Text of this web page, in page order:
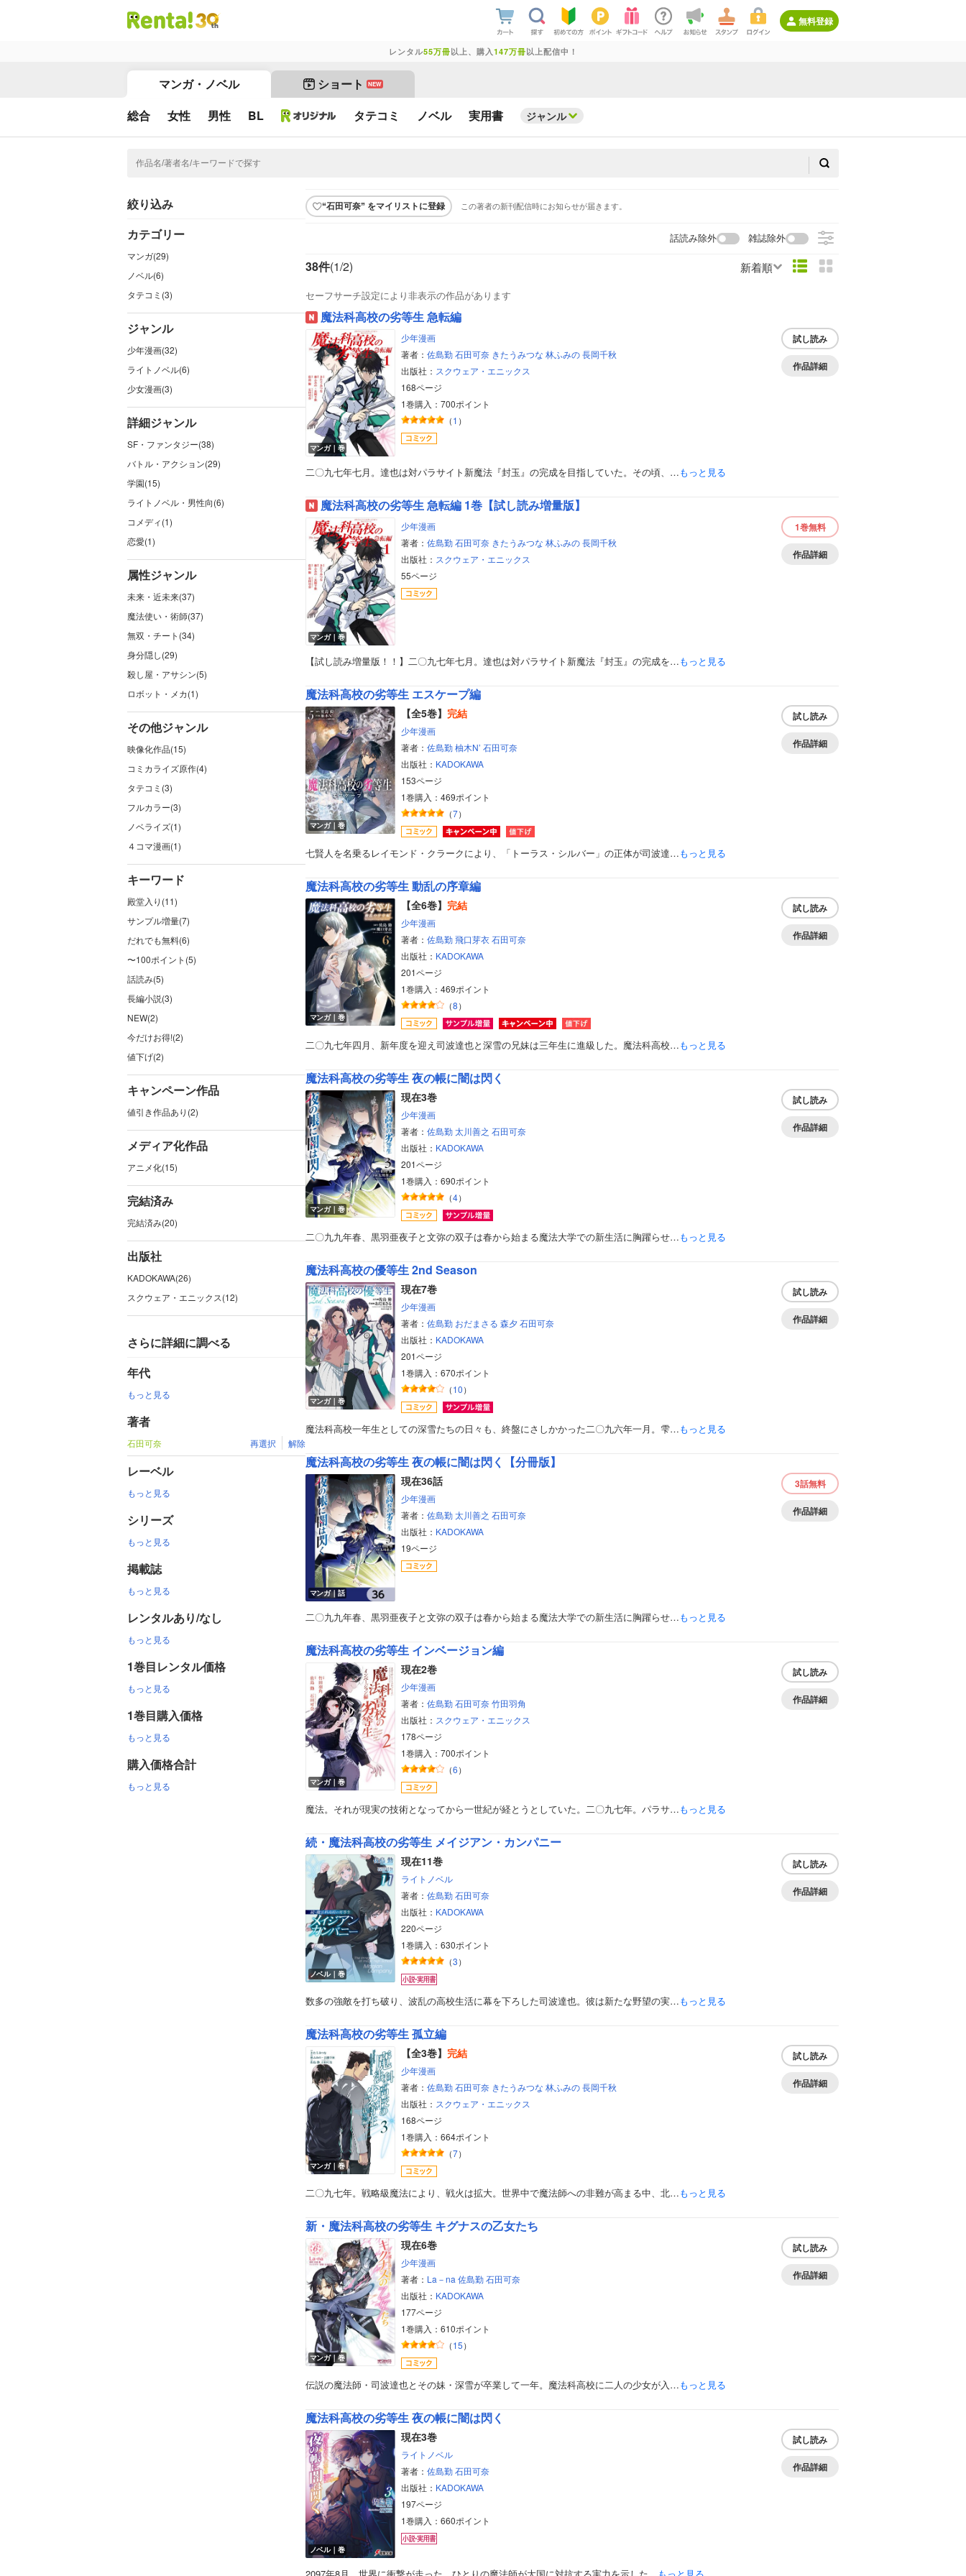
無料登録
レンタル55万冊以上、購入 147万冊以上配信中！
マンガ・ノベル ショート NEW
総合 女性 男性 BL タテコミ ノベル 実用書 ジャンル
絞り込み
カテゴリー
マンガ(29)
ノベル(6)
タテコミ(3)
ジャンル
少年漫画(32)
ライトノベル(6)
少女漫画(3)
詳細ジャンル
SF・ファンタジー(38)
バトル・アクション(29)
学園(15)
ライトノベル・男性向(6)
コメディ(1)
恋愛(1)
属性ジャンル
未来・近未来(37)
魔法使い・術師(37)
無双・チート(34)
身分隠し(29)
殺し屋・アサシン(5)
ロボット・メカ(1)
その他ジャンル
映像化作品(15)
コミカライズ原作(4)
タテコミ(3)
フルカラー(3)
ノベライズ(1)
４コマ漫画(1)
キーワード
殿堂入り(11)
サンプル増量(7)
だれでも無料(6)
〜100ポイント(5)
話読み(5)
長編小説(3)
NEW(2)
今だけお得!(2)
値下げ(2)
キャンペーン作品
値引き作品あり(2)
メディア化作品
アニメ化(15)
完結済み
完結済み(20)
出版社
KADOKAWA(26)
スクウェア・エニックス(12)
さらに詳細に調べる
年代
もっと見る
著者
石田可奈 再選択 解除
レーベル
もっと見る
シリーズ
もっと見る
掲載誌
もっと見る
レンタルあり/なし
もっと見る
1巻目レンタル価格
もっと見る
1巻目購入価格
もっと見る
購入価格合計
もっと見る
“石田可奈” をマイリストに登録 この著者の新刊配信時にお知らせが届きます。
話読み除外 雑誌除外
38件(1/2) 新着順
セーフサーチ設定により非表示の作品があります
ボーイズラブ
ティーンズラブ
美女・美少女
女性写真集
魔法科高校の劣等生 急転編
マンガ｜巻
少年漫画
著者： 佐島勤 石田可奈 きたうみつな 林ふみの 長岡千秋
出版社： スクウェア・エニックス
168ページ
1巻購入：700ポイント
（1 ）
試し読み
作品詳細
二〇九七年七月。達也は対パラサイト新魔法『封玉』の完成を目指していた。その頃、…もっと見る
魔法科高校の劣等生 急転編 1巻【試し読み増量版】
マンガ｜巻
少年漫画
著者： 佐島勤 石田可奈 きたうみつな 林ふみの 長岡千秋
出版社： スクウェア・エニックス
55ページ
1巻無料
作品詳細
【試し読み増量版！！】二〇九七年七月。達也は対パラサイト新魔法『封玉』の完成を…もっと見る
魔法科高校の劣等生 エスケープ編
マンガ｜巻
【全5巻】 完結
少年漫画
著者： 佐島勤 柚木N’ 石田可奈
出版社： KADOKAWA
153ページ
1巻購入：469ポイント
（7）
試し読み
作品詳細
七賢人を名乗るレイモンド・クラークにより、「トーラス・シルバー」の正体が司波達…もっと見る
魔法科高校の劣等生 動乱の序章編
マンガ｜巻
【全6巻】 完結
少年漫画
著者： 佐島勤 飛口芽衣 石田可奈
出版社： KADOKAWA
201ページ
1巻購入：469ポイント
（8）
試し読み
作品詳細
二〇九七年四月、新年度を迎え司波達也と深雪の兄妹は三年生に進級した。魔法科高校…もっと見る
魔法科高校の劣等生 夜の帳に闇は閃く
マンガ｜巻
現在3巻
少年漫画
著者： 佐島勤 太川善之 石田可奈
出版社： KADOKAWA
201ページ
1巻購入：690ポイント
（4）
試し読み
作品詳細
二〇九九年春、黒羽亜夜子と文弥の双子は春から始まる魔法大学での新生活に胸躍らせ…もっと見る
魔法科高校の優等生 2nd Season
マンガ｜巻
現在7巻
少年漫画
著者： 佐島勤 おだまさる 森夕 石田可奈
出版社： KADOKAWA
201ページ
1巻購入：670ポイント
（10）
試し読み
作品詳細
魔法科高校一年生としての深雪たちの日々も、終盤にさしかかった二〇九六年一月。雫…もっと見る
魔法科高校の劣等生 夜の帳に闇は閃く【分冊版】
マンガ｜話
現在36話
少年漫画
著者： 佐島勤 太川善之 石田可奈
出版社： KADOKAWA
19ページ
3話無料
作品詳細
二〇九九年春、黒羽亜夜子と文弥の双子は春から始まる魔法大学での新生活に胸躍らせ…もっと見る
魔法科高校の劣等生 インベージョン編
マンガ｜巻
現在2巻
少年漫画
著者： 佐島勤 石田可奈 竹田羽角
出版社： スクウェア・エニックス
178ページ
1巻購入：700ポイント
（6）
試し読み
作品詳細
魔法。それが現実の技術となってから一世紀が経とうとしていた。二〇九七年。パラサ…もっと見る
続・魔法科高校の劣等生 メイジアン・カンパニー
ノベル｜巻
現在11巻
ライトノベル
著者： 佐島勤 石田可奈
出版社： KADOKAWA
220ページ
1巻購入：630ポイント
（3）
試し読み
作品詳細
数多の強敵を打ち破り、波乱の高校生活に幕を下ろした司波達也。彼は新たな野望の実…もっと見る
魔法科高校の劣等生 孤立編
マンガ｜巻
【全3巻】 完結
少年漫画
著者： 佐島勤 石田可奈 きたうみつな 林ふみの 長岡千秋
出版社： スクウェア・エニックス
168ページ
1巻購入：664ポイント
（7）
試し読み
作品詳細
二〇九七年。戦略級魔法により、戦火は拡大。世界中で魔法師への非難が高まる中、北…もっと見る
新・魔法科高校の劣等生 キグナスの乙女たち
マンガ｜巻
現在6巻
少年漫画
著者： La－na 佐島勤 石田可奈
出版社： KADOKAWA
177ページ
1巻購入：610ポイント
（15）
試し読み
作品詳細
伝説の魔法師・司波達也とその妹・深雪が卒業して一年。魔法科高校に二人の少女が入…もっと見る
魔法科高校の劣等生 夜の帳に闇は閃く
ノベル｜巻
現在3巻
ライトノベル
著者： 佐島勤 石田可奈
出版社： KADOKAWA
197ページ
1巻購入：660ポイント
試し読み
作品詳細
2097年8月、世界に衝撃が走った。ひとりの魔法師が大国に対抗する実力を示した… もっと見る